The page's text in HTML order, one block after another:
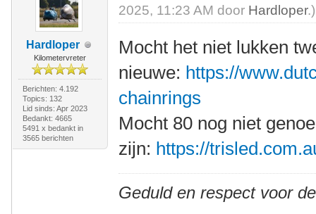
Hardloper
Kilometervreter
Berichten: 4.192
Topics: 132
Lid sinds: Apr 2023
Bedankt: 4665
5491 x bedankt in
3565 berichten
2025, 11:23 AM door Hardloper.)
Mocht het niet lukken
nieuwe: https://
chainrings
Mocht 80 nog niet
zijn: https://
Geduld en respect voor